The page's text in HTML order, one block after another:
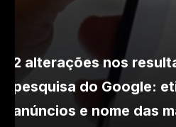
2 alterações nos
pesquisa do Google:
anúncios e nome das